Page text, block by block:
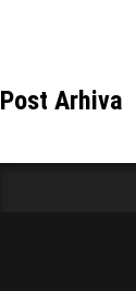
Post Arhiva